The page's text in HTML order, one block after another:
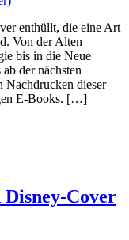
enthüllt, die eine Art
Von der Alten
bis in die Neue
der nächsten
Nachdrucken dieser
E-Books. […]
Disney-Cover